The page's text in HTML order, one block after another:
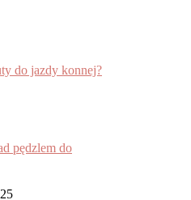
do jazdy konnej?
pędzlem do